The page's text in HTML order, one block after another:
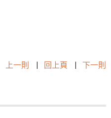
上一則 | 回上頁 | 下一則